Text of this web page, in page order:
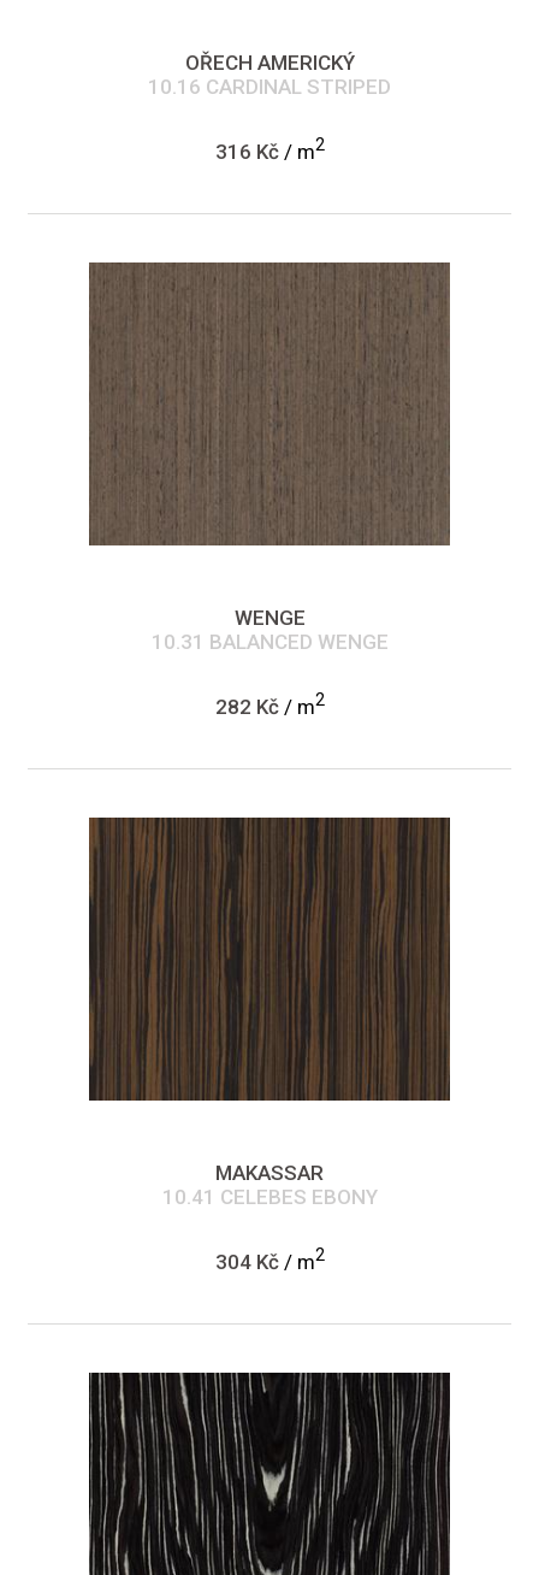
OŘECH AMERICKÝ
10.16 CARDINAL STRIPED
316 Kč/ m2
WENGE
10.31 BALANCED WENGE
282 Kč/ m2
MAKASSAR
10.41 CELEBES EBONY
304 Kč/ m2